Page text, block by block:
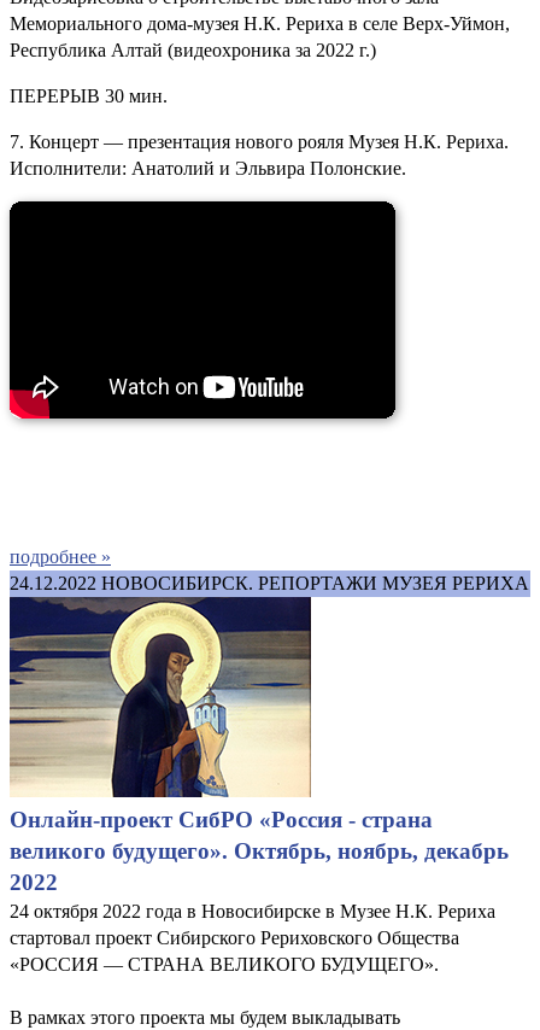
Мемориального дома-музея Н.К. Рериха в селе Верх-Уймон,
Республика Алтай (видеохроника за 2022 г.)
ПЕРЕРЫВ 30 мин.
7. Концерт — презентация нового рояля Музея Н.К. Рериха.
Исполнители: Анатолий и Эльвира Полонские.
подробнее »
24.12.2022 НОВОСИБИРСК. РЕПОРТАЖИ МУЗЕЯ РЕРИХА
Онлайн-проект СибРО «Россия - страна
великого будущего». Октябрь, ноябрь, декабрь
2022
24 октября 2022 года в Новосибирске в Музее Н.К. Рериха
стартовал проект Сибирского Рериховского Общества
«РОССИЯ — СТРАНА ВЕЛИКОГО БУДУЩЕГО».
В рамках этого проекта мы будем выкладывать